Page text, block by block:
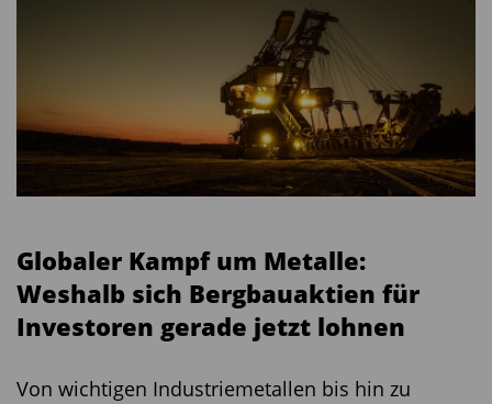
Globaler Kampf um Metalle:
Weshalb sich Bergbauaktien für
Investoren gerade jetzt lohnen
Von wichtigen Industriemetallen bis hin zu